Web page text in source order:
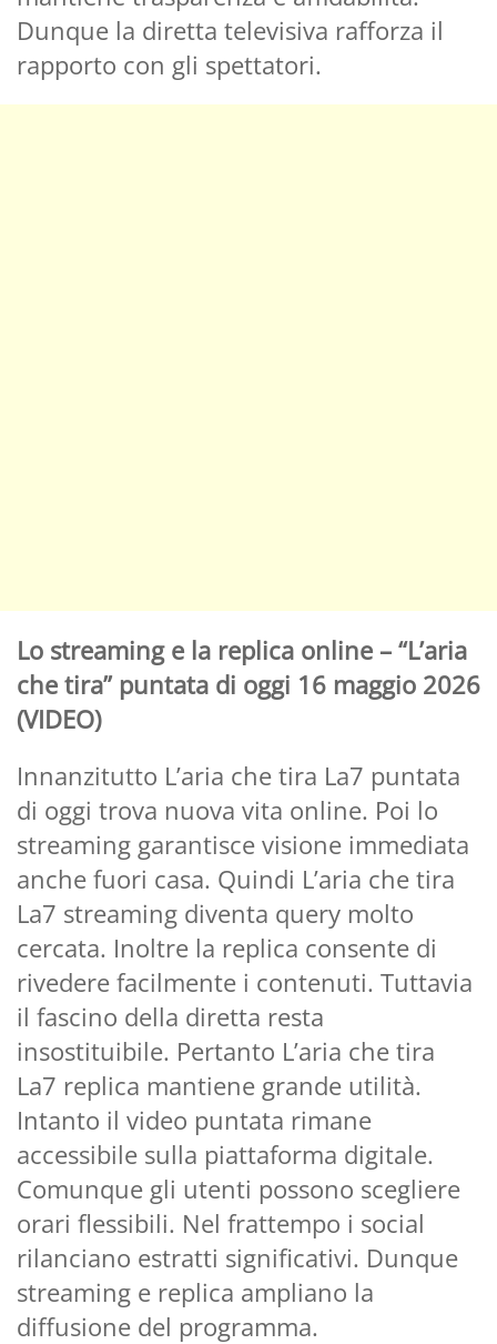
Dunque la diretta televisiva rafforza il
rapporto con gli spettatori.
Lo streaming e la replica online – “L’aria
che tira” puntata di oggi 16 maggio 2026
(VIDEO)
Innanzitutto L’aria che tira La7 puntata
di oggi trova nuova vita online. Poi lo
streaming garantisce visione immediata
anche fuori casa. Quindi L’aria che tira
La7 streaming diventa query molto
cercata. Inoltre la replica consente di
rivedere facilmente i contenuti. Tuttavia
il fascino della diretta resta
insostituibile. Pertanto L’aria che tira
La7 replica mantiene grande utilità.
Intanto il video puntata rimane
accessibile sulla piattaforma digitale.
Comunque gli utenti possono scegliere
orari flessibili. Nel frattempo i social
rilanciano estratti significativi. Dunque
streaming e replica ampliano la
diffusione del programma.